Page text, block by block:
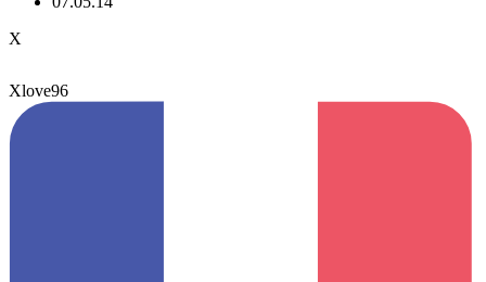
X
Xlove96